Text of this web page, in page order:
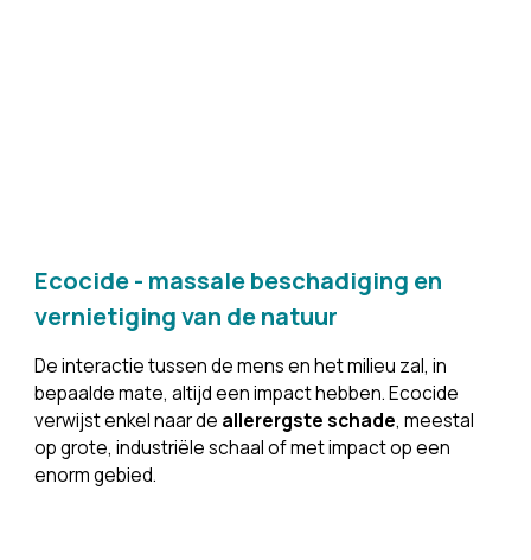
Ecocide- massale beschadiging en
vernietiging van de natuur
De interactie tussen de mens en het milieu zal, in
bepaalde mate, altijd een impact hebben. Ecocide
verwijst enkel naar de allerergste schade, meestal
op grote, industriële schaal of met impact op een
enorm gebied.